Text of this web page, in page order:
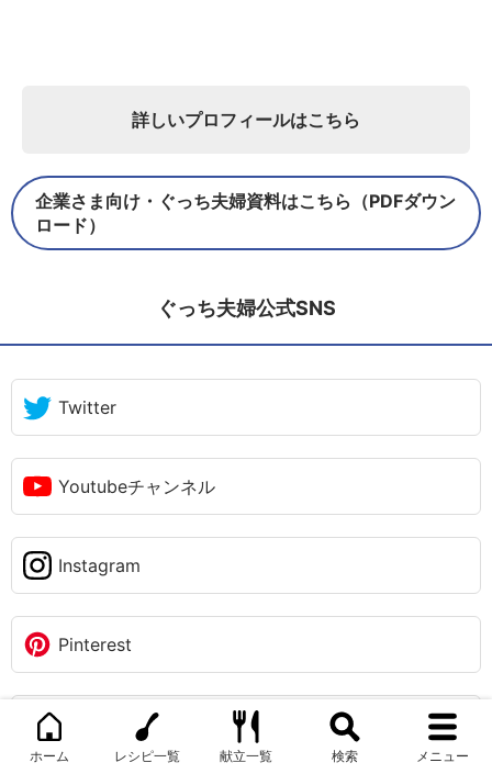
詳しいプロフィールはこちら
企業さま向け・ぐっち夫婦資料はこちら（PDFダウン
ロード）
ぐっち夫婦公式SNS
Twitter
Youtubeチャンネル
Instagram
Pinterest
TikTok
ホーム レシピ一覧 献立一覧 検索 メニュー